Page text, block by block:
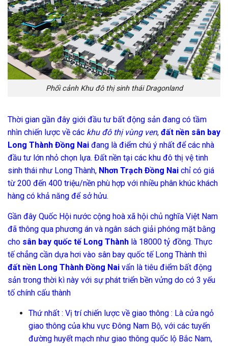
Phối cảnh Khu đô thị sinh thái Dragonland
Thời gian gần đây giới đầu tư bất động sản đang có tầm
nhìn chiến lược về các khu đô thị vùng ven, đất nền sân bay
Long Thành Đồng Nai đang là điểm chú ý nhất để các nhà
đầu tư lớn nhỏ chọn lựa. Đất nền tại các khu đô thị vệ tinh
sinh thái như Long Thành, Nhơn Trạch Đồng Nai chỉ có giá
từ 200 đến 400 triệu/nền phù hợp với nhiều phân khúc khách
hàng có khả năng để sở hửu.
Gần đây Quốc Hội nước cộng hoà xã hội chủ nghĩa Việt Nam
đã thông qua phương án và ngân sách giải phóng mặt bằng
cho sân bay quốc tế Long Thành là 18000 tỷ đồng. Thực
tế chẳng cần dựa hơi vào sân bay quốc tế Long Thành thì
đất nền Long Thành Đồng Nai vẩn là tiêu điểm bất động
sản trong thời kì này với sự phát triển bền vửng do có 3 yếu
tố chính cấu thành
Thứ nhất : Vị trí chiến lược về giao thông : Là cửa ngỏ
giao thông của khu vực Đông Nam Bộ, với các tuyến
đường huyết mạch như giao thông quốc lộ Bắc Nam,